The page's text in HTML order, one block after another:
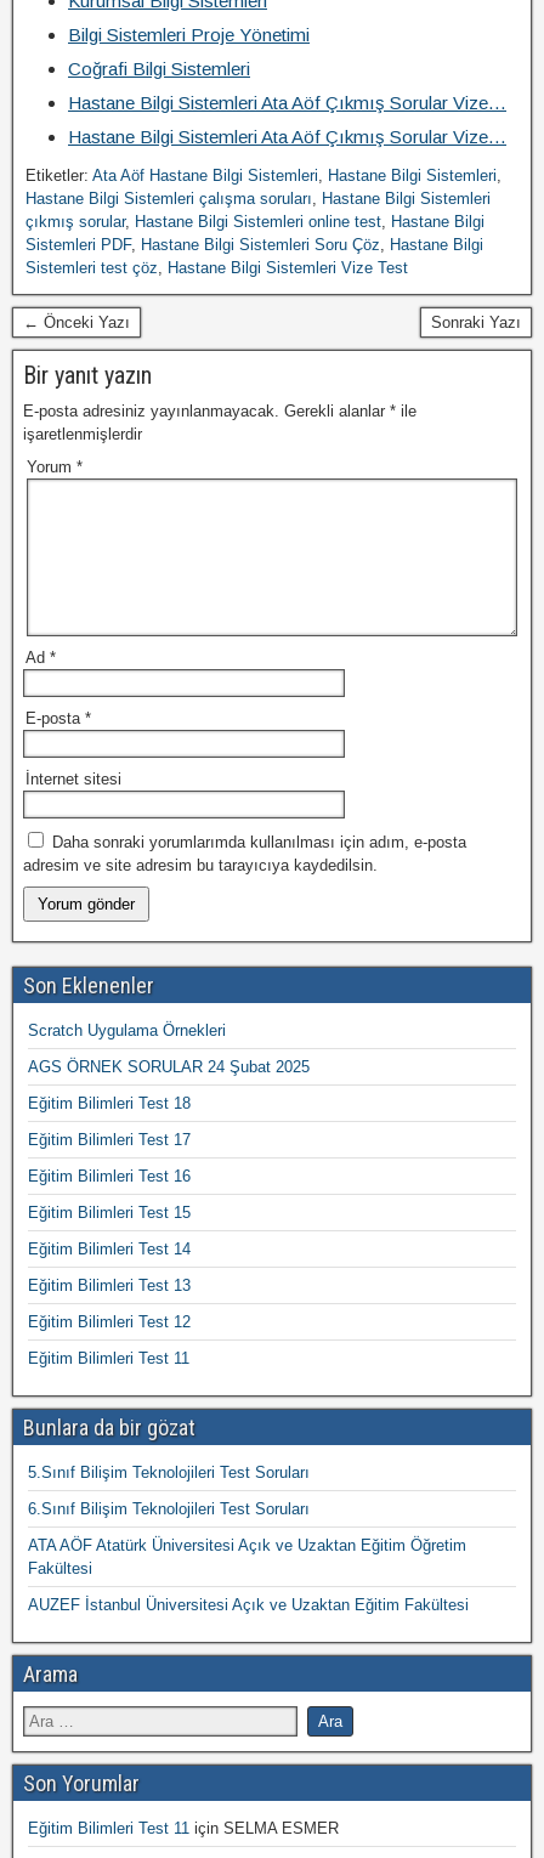
Bilgi Sistemleri Proje Yönetimi
Coğrafi Bilgi Sistemleri
Hastane Bilgi Sistemleri Ata Aöf Çıkmış Sorular Vize…
Hastane Bilgi Sistemleri Ata Aöf Çıkmış Sorular Vize…
Etiketler: Ata Aöf Hastane Bilgi Sistemleri, Hastane Bilgi Sistemleri,
Hastane Bilgi Sistemleri çalışma soruları, Hastane Bilgi Sistemleri
çıkmış sorular, Hastane Bilgi Sistemleri online test, Hastane Bilgi
Sistemleri PDF, Hastane Bilgi Sistemleri Soru Çöz, Hastane Bilgi
Sistemleri test çöz, Hastane Bilgi Sistemleri Vize Test
← Önceki Yazı Sonraki Yazı
Bir yanıt yazın
E-posta adresiniz yayınlanmayacak. Gerekli alanlar * ile
işaretlenmişlerdir
Yorum *
Ad *
E-posta *
İnternet sitesi
Daha sonraki yorumlarımda kullanılması için adım, e-posta
adresim ve site adresim bu tarayıcıya kaydedilsin.
Son Eklenenler
Scratch Uygulama Örnekleri
AGS ÖRNEK SORULAR 24 Şubat 2025
Eğitim Bilimleri Test 18
Eğitim Bilimleri Test 17
Eğitim Bilimleri Test 16
Eğitim Bilimleri Test 15
Eğitim Bilimleri Test 14
Eğitim Bilimleri Test 13
Eğitim Bilimleri Test 12
Eğitim Bilimleri Test 11
Bunlara da bir gözat
5.Sınıf Bilişim Teknolojileri Test Soruları
6.Sınıf Bilişim Teknolojileri Test Soruları
ATA AÖF Atatürk Üniversitesi Açık ve Uzaktan Eğitim Öğretim
Fakültesi
AUZEF İstanbul Üniversitesi Açık ve Uzaktan Eğitim Fakültesi
Arama
Son Yorumlar
Eğitim Bilimleri Test 11 için SELMA ESMER